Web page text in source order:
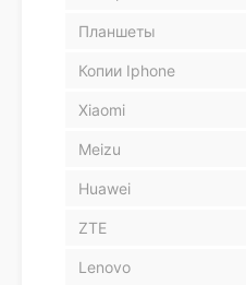
Планшеты
Копии Iphone
Xiaomi
Meizu
Huawei
ZTE
Lenovo